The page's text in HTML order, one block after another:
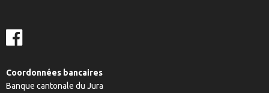
Coordonnées bancaires
Banque cantonale du Jura